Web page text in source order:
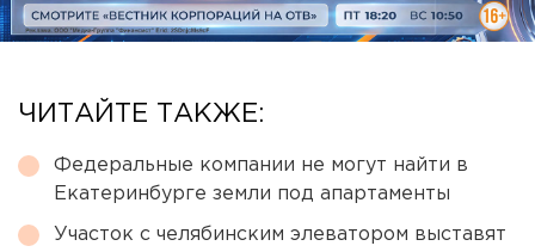
ЧИТАЙТЕ ТАКЖЕ:
Федеральные компании не могут найти в
Екатеринбурге земли под апартаменты
Участок с челябинским элеватором выставят